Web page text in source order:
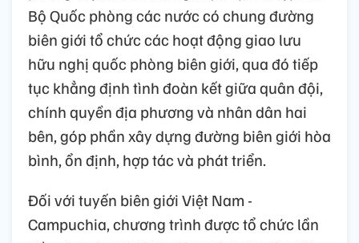
Bộ Quốc phòng các nước có chung đường
biên giới tổ chức các hoạt động giao lưu
hữu nghị quốc phòng biên giới, qua đó tiếp
tục khẳng định tình đoàn kết giữa quân đội,
chính quyền địa phương và nhân dân hai
bên, góp phần xây dựng đường biên giới hòa
bình, ổn định, hợp tác và phát triển.
Đối với tuyến biên giới Việt Nam -
Campuchia, chương trình được tổ chức lần